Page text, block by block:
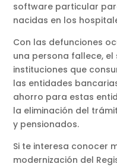
software particular
nacidas en los
Con las defunciones
una persona fallece,
instituciones que
las entidades
ahorro para estas
la eliminación del
y pensionados.
Si te interesa conocer
modernización del